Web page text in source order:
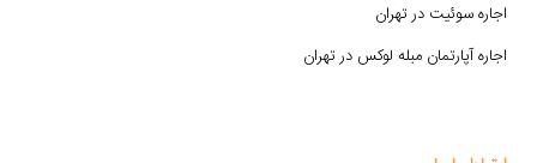
اجاره سوئیت در تهران
اجاره آپارتمان مبله لوکس در تهران